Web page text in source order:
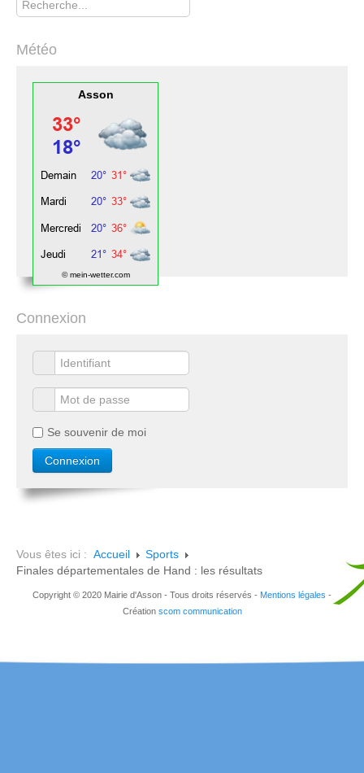
Météo
Asson
© mein-wetter.com
Connexion
Se souvenir de moi
Vous êtes ici : Accueil
Sports
Finales départementales de Hand : les résultats
Copyright © 2020 Mairie d'Asson - Tous droits réservés - Mentions légales -
Création scom communication